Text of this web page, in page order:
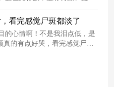
5银8铜3优秀共计19项案例奖
“年度数字营销公司”大奖，共
集团Top 5榜单。
看完感觉尸斑都淡了
的心情啊！不是我泪点低，是
真的有点好哭，看完感觉尸体